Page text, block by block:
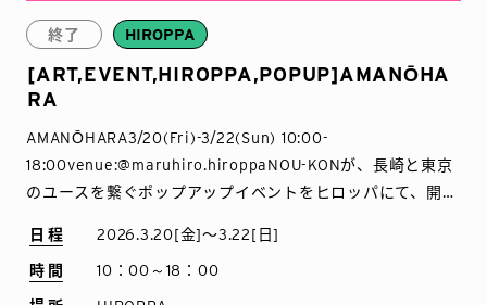
終了 HIROPPA
[ART,EVENT,HIROPPA,POPUP]AMANŌHA
RA
AMANŌHARA3/20(Fri)-3/22(Sun) 10:00-
18:00venue:@maruhiro.hiroppaNOU-KONが、長崎と東京
のユースを繋ぐポップアップイベントをヒロッパにて、開
日程
2026.3.20[金]〜3.22[日]
時間 10：00～18：00